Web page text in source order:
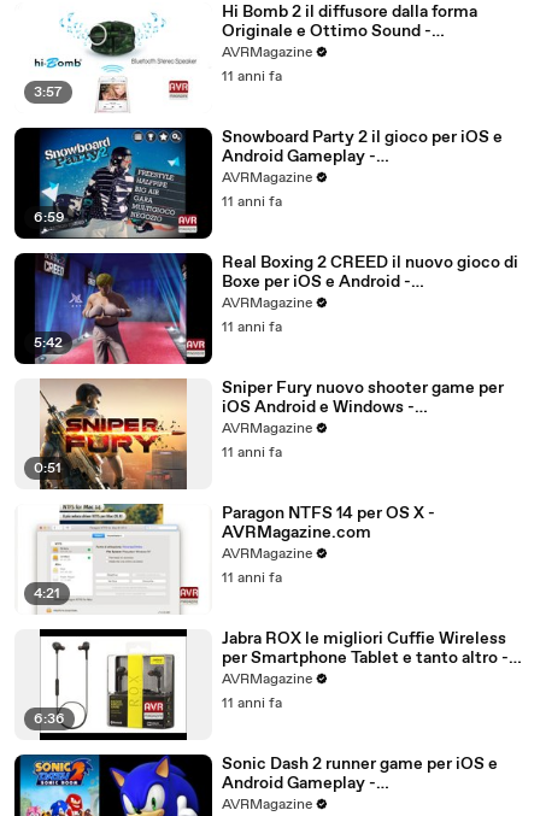
3:57
Hi Bomb 2 il diffusore dalla forma
Originale e Ottimo Sound -
AVRMagazine.com
AVRMagazine
11 anni fa
6:59
Snowboard Party 2 il gioco per iOS e
Android Gameplay -
AVRMagazine.com (720p)
AVRMagazine
11 anni fa
5:42
Real Boxing 2 CREED il nuovo gioco di
Boxe per iOS e Android -
AVRMagazine.com
AVRMagazine
11 anni fa
0:51
Sniper Fury nuovo shooter game per
iOS Android e Windows -
AVRMagazine.com
AVRMagazine
11 anni fa
4:21
Paragon NTFS 14 per OS X -
AVRMagazine.com
AVRMagazine
11 anni fa
6:36
Jabra ROX le migliori Cuffie Wireless
per Smartphone Tablet e tanto altro -
AVRMagazine.com (720p)
AVRMagazine
11 anni fa
Sonic Dash 2 runner game per iOS e
Android Gameplay -
AVRMagazine.com
AVRMagazine